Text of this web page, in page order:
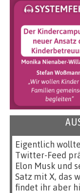
Eigentlich
Twitter-Feed
Elon Musk und
Satz mit X, das
findet ihr aber